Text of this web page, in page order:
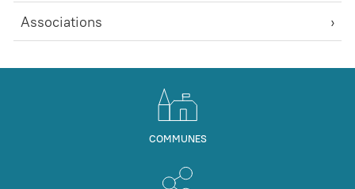
Associations
COMMUNES